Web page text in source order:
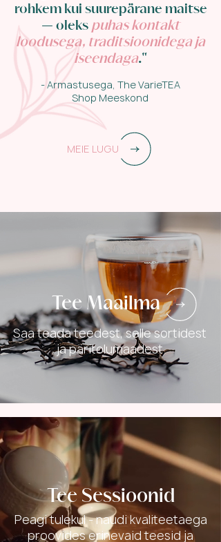
MEIE LUGU
rohkem kui suurepärane maitse
— oleks puhas kontakt
loodusega, traditsioonidega ja
iseendaga."
- Armastusega, The VarieTEA
Shop Meeskond
Tee Maailma
Saa teada teedest, selle sortidest
ja päritolumaadest
Tee Sessioonid
Peagi tulekul - naudi kvaliteetaega
proovides erinevaid teesid ja